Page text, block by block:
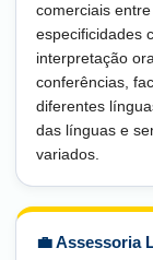
comerciais
especificidades
interpretação
conferências,
diferentes
das línguas e
variados.
💼 Assessoria